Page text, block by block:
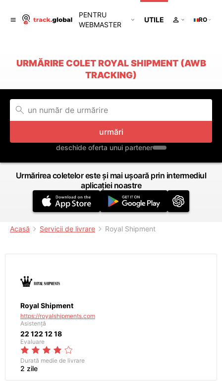
PENTRU
WEBMASTER
UTILE RO
URMĂRIRE COLET ROYAL SHIPMENT (AWB
TRACKING)
urmări
deschide oferta unui partener
Urmărirea coletelor este și mai ușoară prin intermediul
aplicației noastre
Acasă Servicii de livrare Royal Shipment
Royal Shipment
https://royalshipments.com
Asistență
22 122 12 18
Evaluare
Durată medie de livrare
2 zile